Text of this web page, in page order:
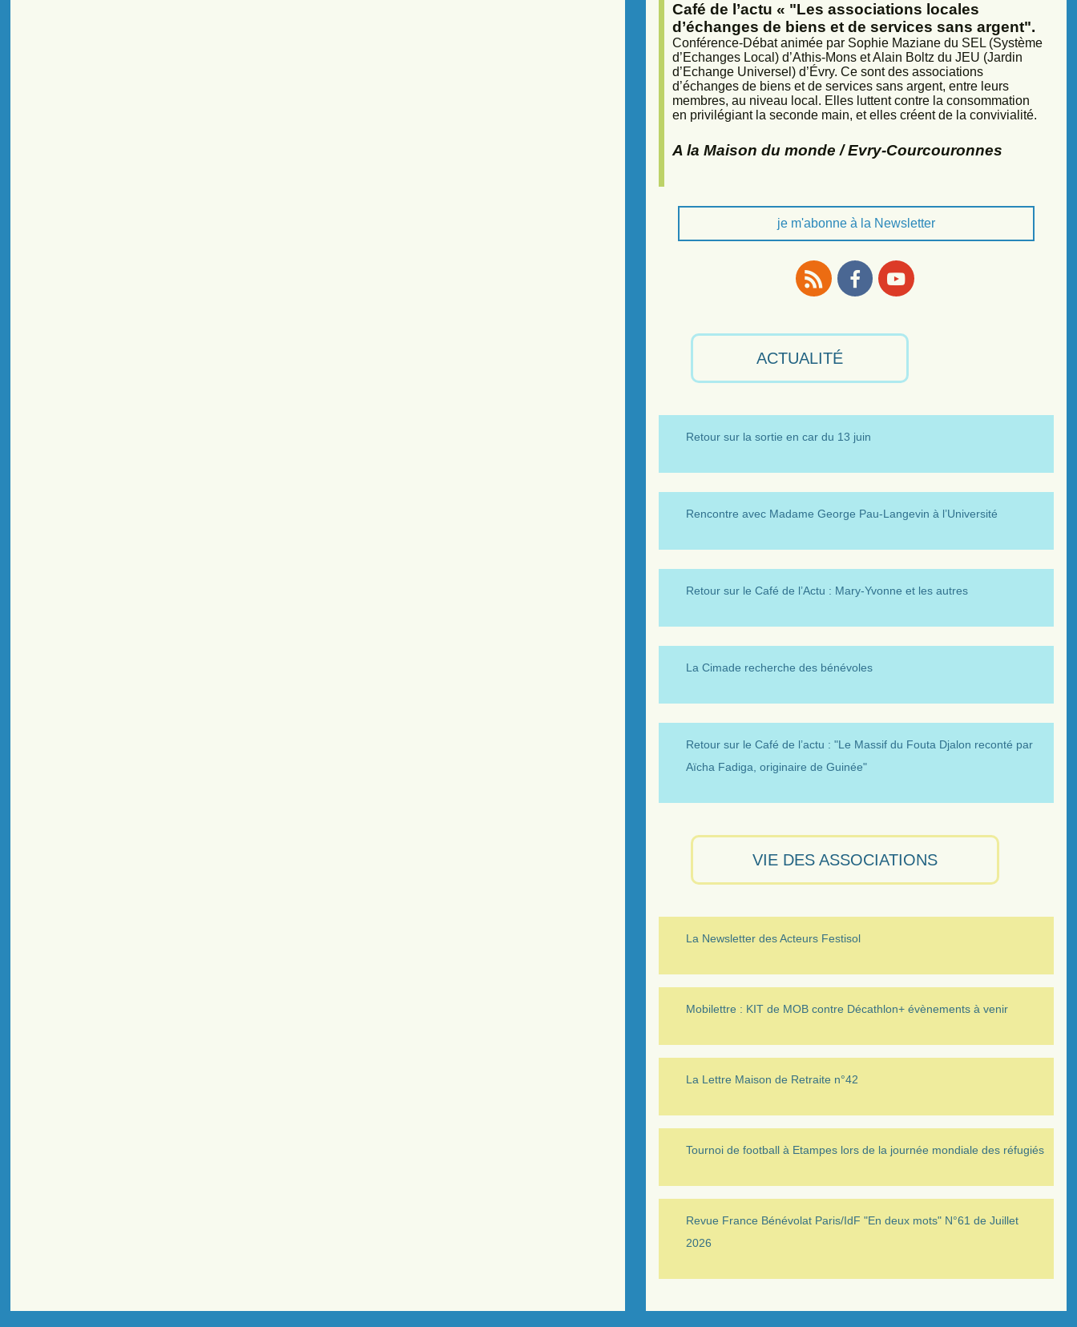
Café de l’actu « "Les associations locales
d’échanges de biens et de services sans argent".
Conférence-Débat animée par Sophie Maziane du SEL (Système
d’Echanges Local) d’Athis-Mons et Alain Boltz du JEU (Jardin
d’Echange Universel) d’Évry. Ce sont des associations
d’échanges de biens et de services sans argent, entre leurs
membres, au niveau local. Elles luttent contre la consommation
en privilégiant la seconde main, et elles créent de la convivialité.
A la Maison du monde / Evry-Courcouronnes
je m'abonne à la Newsletter
ACTUALITÉ
Retour sur la sortie en car du 13 juin
Rencontre avec Madame George Pau-Langevin à l’Université
Retour sur le Café de l’Actu : Mary-Yvonne et les autres
La Cimade recherche des bénévoles
Retour sur le Café de l’actu : "Le Massif du Fouta Djalon reconté par
Aïcha Fadiga, originaire de Guinée"
VIE DES ASSOCIATIONS
La Newsletter des Acteurs Festisol
Mobilettre : KIT de MOB contre Décathlon+ évènements à venir
La Lettre Maison de Retraite n°42
Tournoi de football à Etampes lors de la journée mondiale des réfugiés
Revue France Bénévolat Paris/IdF "En deux mots" N°61 de Juillet
2026